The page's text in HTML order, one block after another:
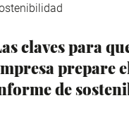
claves para
prepare
de